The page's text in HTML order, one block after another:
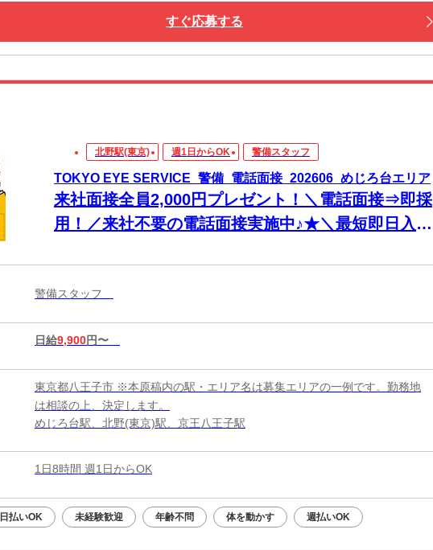
すぐ応募する
北野駅(東京) 週1日からOK 警備スタッフ
TOKYO EYE SERVICE_警備_電話面接_202606_めじろ台エリア
来社面接全員2,000円プレゼント！＼電話面接⇒即採
用！／来社不要の電話面接実施中♪★＼最短即日入寮
警備スタッフ
日給9,900円〜
東京都八王子市 ※本原稿内の駅・エリア名は募集エリアの一例です。勤務地
は相談の上、決定します。
めじろ台駅、北野(東京)駅、京王八王子駅
1日8時間 週1日からOK
日払いOK 未経験歓迎 年齢不問 体を動かす 週払いOK